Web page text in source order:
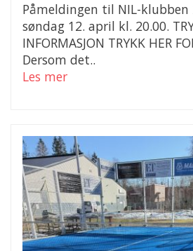
Påmeldingen til NIL-klubben
søndag 12. april kl. 20.00.
INFORMASJON TRYKK HER
Dersom det..
Les mer